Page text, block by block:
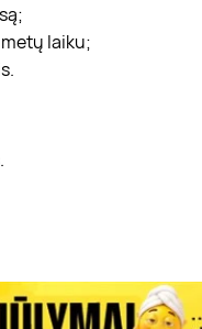
laiku;